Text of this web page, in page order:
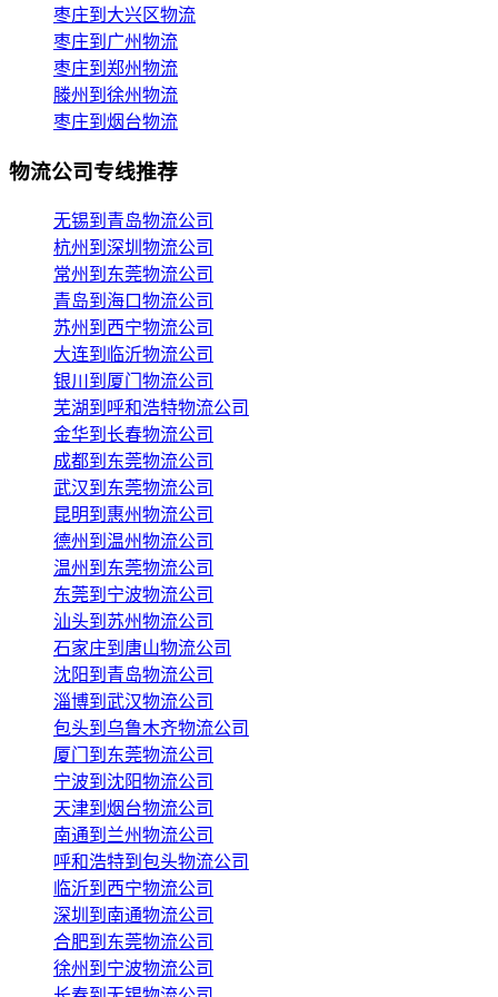
枣庄到大兴区物流
枣庄到广州物流
枣庄到郑州物流
滕州到徐州物流
枣庄到烟台物流
物流公司专线推荐
无锡到青岛物流公司
杭州到深圳物流公司
常州到东莞物流公司
青岛到海口物流公司
苏州到西宁物流公司
大连到临沂物流公司
银川到厦门物流公司
芜湖到呼和浩特物流公司
金华到长春物流公司
成都到东莞物流公司
武汉到东莞物流公司
昆明到惠州物流公司
德州到温州物流公司
温州到东莞物流公司
东莞到宁波物流公司
汕头到苏州物流公司
石家庄到唐山物流公司
沈阳到青岛物流公司
淄博到武汉物流公司
包头到乌鲁木齐物流公司
厦门到东莞物流公司
宁波到沈阳物流公司
天津到烟台物流公司
南通到兰州物流公司
呼和浩特到包头物流公司
临沂到西宁物流公司
深圳到南通物流公司
合肥到东莞物流公司
徐州到宁波物流公司